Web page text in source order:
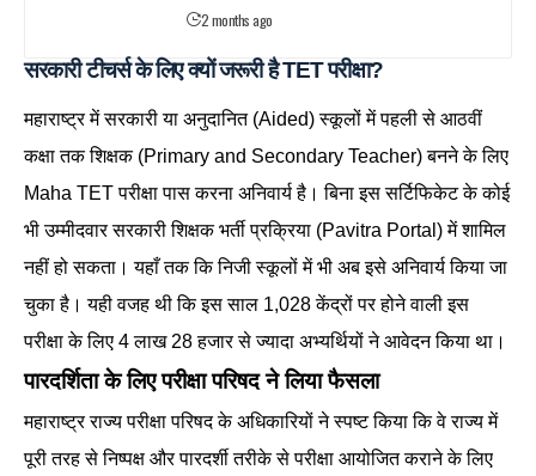
2 months ago
सरकारी टीचर्स के लिए क्यों जरूरी है TET परीक्षा?
महाराष्ट्र में सरकारी या अनुदानित (Aided) स्कूलों में पहली से आठवीं
कक्षा तक शिक्षक (Primary and Secondary Teacher) बनने के लिए
Maha TET परीक्षा पास करना अनिवार्य है। बिना इस सर्टिफिकेट के कोई
भी उम्मीदवार सरकारी शिक्षक भर्ती प्रक्रिया (Pavitra Portal) में शामिल
नहीं हो सकता। यहाँ तक कि निजी स्कूलों में भी अब इसे अनिवार्य किया जा
चुका है। यही वजह थी कि इस साल 1,028 केंद्रों पर होने वाली इस
परीक्षा के लिए 4 लाख 28 हजार से ज्यादा अभ्यर्थियों ने आवेदन किया था।
पारदर्शिता के लिए परीक्षा परिषद ने लिया फैसला
महाराष्ट्र राज्य परीक्षा परिषद के अधिकारियों ने स्पष्ट किया कि वे राज्य में
पूरी तरह से निष्पक्ष और पारदर्शी तरीके से परीक्षा आयोजित कराने के लिए